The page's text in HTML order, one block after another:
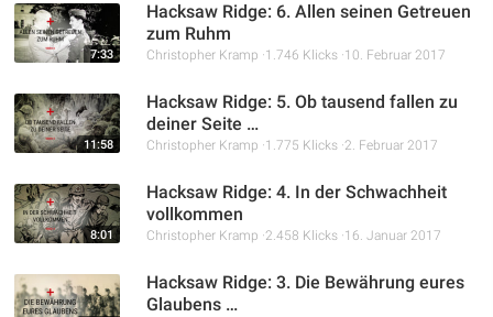
7:33
Hacksaw Ridge: 6. Allen seinen Getreuen
zum Ruhm
Christopher Kramp 1.746 Klicks 10. Februar 2017
11:58
Hacksaw Ridge: 5. Ob tausend fallen zu
deiner Seite …
Christopher Kramp 1.775 Klicks 2. Februar 2017
8:01
Hacksaw Ridge: 4. In der Schwachheit
vollkommen
Christopher Kramp 2.458 Klicks 16. Januar 2017
Hacksaw Ridge: 3. Die Bewährung eures
Glaubens …